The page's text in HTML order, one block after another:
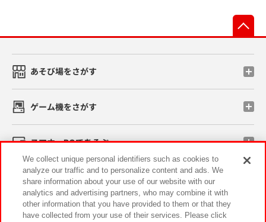
あそび場をさがす
ゲーム機をさがす
スマホ・PCであそぶ
イベント・キャンペーン
We collect unique personal identifiers such as cookies to
analyze our traffic and to personalize content and ads. We
share information about your use of our website with our
analytics and advertising partners, who may combine it with
other information that you have provided to them or that they
have collected from your use of their services. Please click